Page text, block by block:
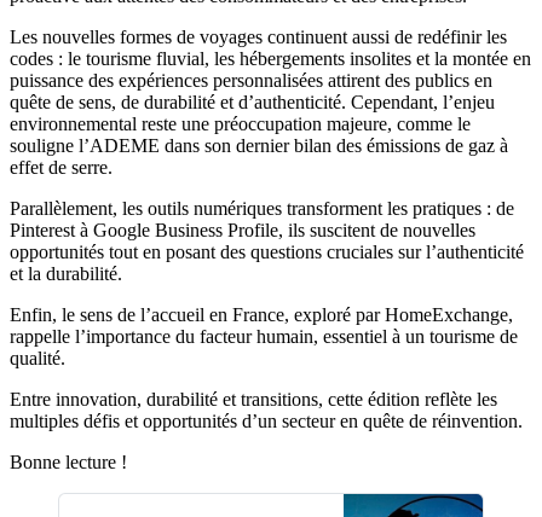
Les nouvelles formes de voyages continuent aussi de redéfinir les
codes : le tourisme fluvial, les hébergements insolites et la montée en
puissance des expériences personnalisées attirent des publics en
quête de sens, de durabilité et d’authenticité. Cependant, l’enjeu
environnemental reste une préoccupation majeure, comme le
souligne l’ADEME dans son dernier bilan des émissions de gaz à
effet de serre.
Parallèlement, les outils numériques transforment les pratiques : de
Pinterest à Google Business Profile, ils suscitent de nouvelles
opportunités tout en posant des questions cruciales sur l’authenticité
et la durabilité.
Enfin, le sens de l’accueil en France, exploré par HomeExchange,
rappelle l’importance du facteur humain, essentiel à un tourisme de
qualité.
Entre innovation, durabilité et transitions, cette édition reflète les
multiples défis et opportunités d’un secteur en quête de réinvention.
Bonne lecture !